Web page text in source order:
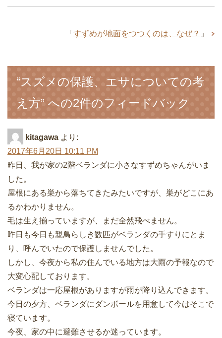
「 すずめが地面をつつくのは、なぜ？ 」
“スズメの保護、エサについての考
え方” への2件のフィードバック
kitagawa より:
2017年6月20日 10:11 PM
昨日、我が家の2階ベランダに小さなすずめちゃんがいま
した。
屋根にある巣から落ちてきたみたいですが、巣がどこにあ
るかわかりません。
毛は生え揃っていますが、まだ全然飛べません。
昨日も今日も親鳥らしき数匹がベランダの手すりにとま
り、呼んでいたので保護しませんでした。
しかし、今夜から私の住んでいる地方は大雨の予報なので
大変心配しております。
ベランダは一応屋根がありますが雨が降り込んできます。
今日の夕方、ベランダにダンボールを用意して今はそこで
寝ています。
今夜、家の中に避難させるか迷っています。